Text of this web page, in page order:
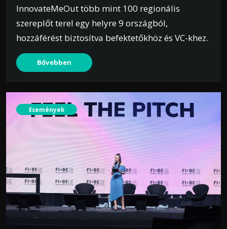
InnovateMeOut több mint 100 regionális
szereplőt terel egy helyre 9 országból,
hozzáférést biztosítva befektetőkhöz és VC-khez.
Bővebben
Események